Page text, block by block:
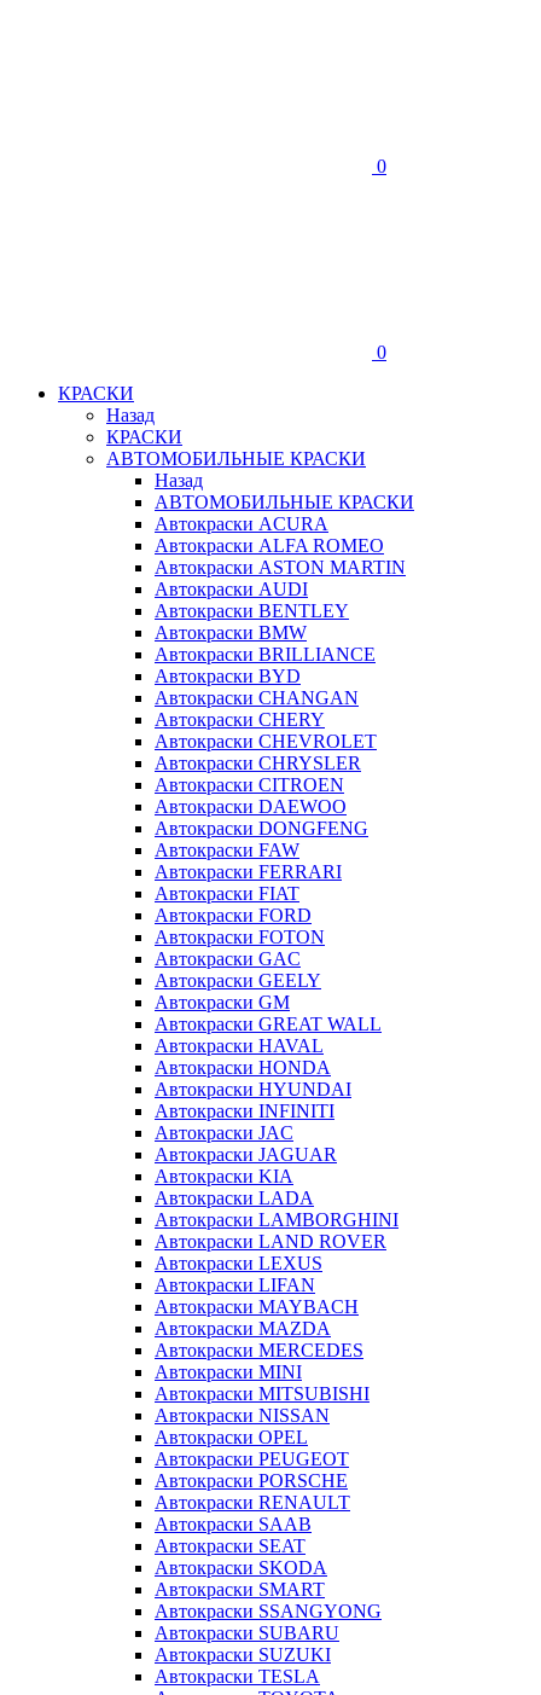
0
0
КРАСКИ
Назад
КРАСКИ
АВТОМОБИЛЬНЫЕ КРАСКИ
Назад
АВТОМОБИЛЬНЫЕ КРАСКИ
Автокраски ACURA
Автокраски ALFA ROMEO
Автокраски ASTON MARTIN
Автокраски AUDI
Автокраски BENTLEY
Автокраски BMW
Автокраски BRILLIANCE
Автокраски BYD
Автокраски CHANGAN
Автокраски CHERY
Автокраски CHEVROLET
Автокраски CHRYSLER
Автокраски CITROEN
Автокраски DAEWOO
Автокраски DONGFENG
Автокраски FAW
Автокраски FERRARI
Автокраски FIAT
Автокраски FORD
Автокраски FOTON
Автокраски GAC
Автокраски GEELY
Автокраски GM
Автокраски GREAT WALL
Автокраски HAVAL
Автокраски HONDA
Автокраски HYUNDAI
Автокраски INFINITI
Автокраски JAC
Автокраски JAGUAR
Автокраски KIA
Автокраски LADA
Автокраски LAMBORGHINI
Автокраски LAND ROVER
Автокраски LEXUS
Автокраски LIFAN
Автокраски MAYBACH
Автокраски MAZDA
Автокраски MERCEDES
Автокраски MINI
Автокраски MITSUBISHI
Автокраски NISSAN
Автокраски OPEL
Автокраски PEUGEOT
Автокраски PORSCHE
Автокраски RENAULT
Автокраски SAAB
Автокраски SEAT
Автокраски SKODA
Автокраски SMART
Автокраски SSANGYONG
Автокраски SUBARU
Автокраски SUZUKI
Автокраски TESLA